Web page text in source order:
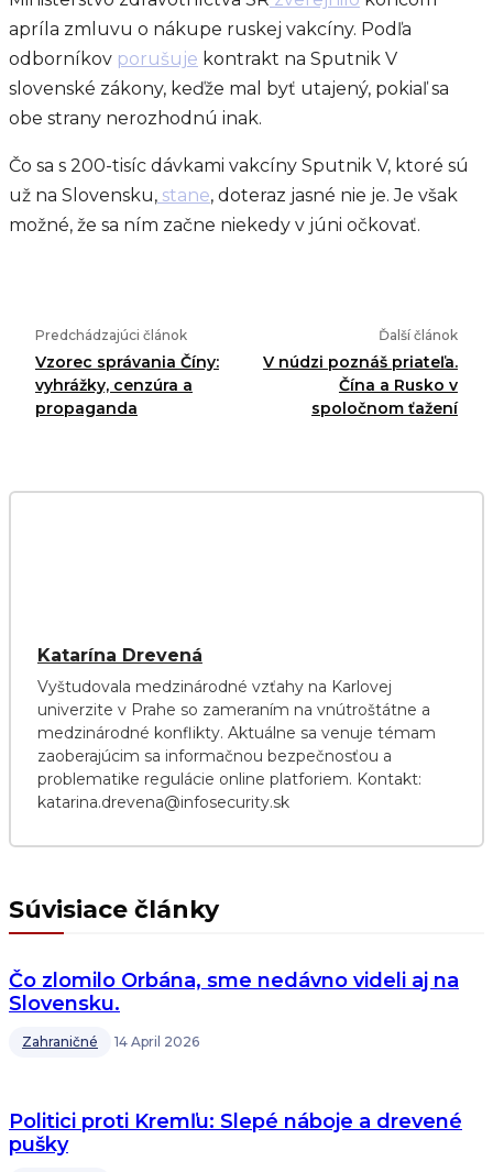
apríla zmluvu o nákupe ruskej vakcíny. Podľa
odborníkov porušuje kontrakt na Sputnik V
slovenské zákony, keďže mal byť utajený, pokiaľ sa
obe strany nerozhodnú inak.
Čo sa s 200-tisíc dávkami vakcíny Sputnik V, ktoré sú
už na Slovensku, stane, doteraz jasné nie je. Je však
možné, že sa ním začne niekedy v júni očkovať.
Predchádzajúci článok
Vzorec správania Číny:
vyhrážky, cenzúra a
propaganda
Ďalší článok
V núdzi poznáš priateľa.
Čína a Rusko v
spoločnom ťažení
Katarína Drevená
Vyštudovala medzinárodné vzťahy na Karlovej
univerzite v Prahe so zameraním na vnútroštátne a
medzinárodné konflikty. Aktuálne sa venuje témam
zaoberajúcim sa informačnou bezpečnosťou a
problematike regulácie online platforiem. Kontakt:
katarina.drevena@infosecurity.sk
Súvisiace články
Čo zlomilo Orbána, sme nedávno videli aj na
Slovensku.
Zahraničné 14 April 2026
Politici proti Kremľu: Slepé náboje a drevené
pušky